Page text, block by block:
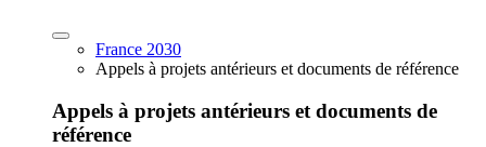
France 2030
Appels à projets antérieurs et documents de référence
Appels à projets antérieurs et documents de
référence